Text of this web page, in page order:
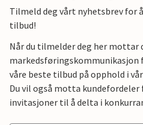
Tilmeld deg vårt nyhetsbrev for
tilbud!
Når du tilmelder deg her mottar
markedsføringskommunikasjon
våre beste tilbud på opphold i
Du vil også motta
invitasjoner til å delta i